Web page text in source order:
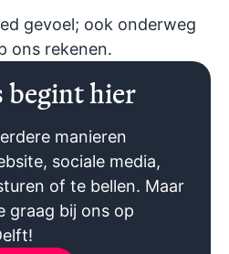
gevoel; ook onderweg
ons rekenen.
begint hier
manieren
sociale media,
of te bellen. Maar
graag bij ons op